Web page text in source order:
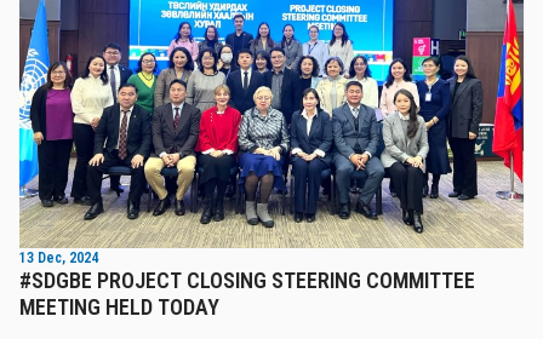
13 Dec, 2024
#SDGBE PROJECT CLOSING STEERING COMMITTEE
MEETING HELD TODAY